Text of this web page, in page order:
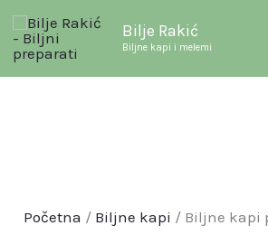
Pređi
na
Bilje Rakić
Biljne kapi i melemi
Početna / Biljne kapi / Biljne kapi